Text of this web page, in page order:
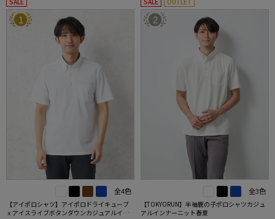
1
全4色
【アイポロシャツ】アイポロドライキューブ
ｘアイスライブボタンダウンカジュアルイン
2
全3色
【TOKYORUN】半袖鹿の子ポロシャツカジュ
アルインナーニット春夏